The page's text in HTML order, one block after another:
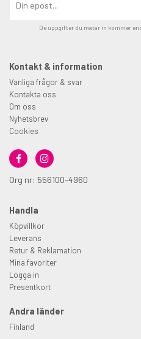
De uppgifter du matar in kommer
Kontakt & information
Vanliga frågor & svar
Kontakta oss
Om oss
Nyhetsbrev
Cookies
Org nr: 556100-4960
Handla
Köpvillkor
Leverans
Retur & Reklamation
Mina favoriter
Logga in
Presentkort
Andra länder
Finland